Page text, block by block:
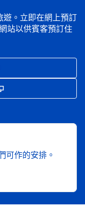
遊。立即在網上預訂
站以供賓客預訂住
,
可作的安排。